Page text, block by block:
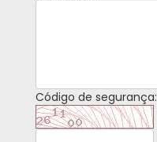
Código de segurança: